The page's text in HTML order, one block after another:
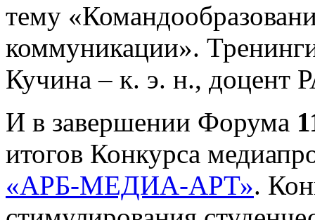
тему
коммуникации».
Кучина – к. э. н.,
И в завершении Форума
итогов Конкурса
«АРБ-МЕДИА-АРТ».